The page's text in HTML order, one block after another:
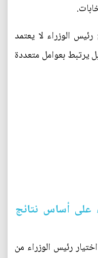
الوزراء لا يعتمد
يرتبط بعوامل متعددة
على أساس نتائج
رئيس الوزراء من